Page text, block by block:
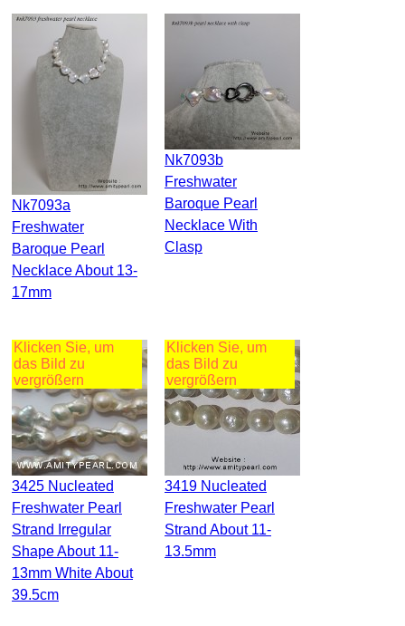
Nk7093a
Freshwater
Baroque Pearl
Necklace About 13-
17mm
Nk7093b
Freshwater
Baroque Pearl
Necklace With
Clasp
Klicken Sie, um
das Bild zu
vergrößern
3425 Nucleated
Freshwater Pearl
Strand Irregular
Shape About 11-
13mm White About
39.5cm
Klicken Sie, um
das Bild zu
vergrößern
3419 Nucleated
Freshwater Pearl
Strand About 11-
13.5mm